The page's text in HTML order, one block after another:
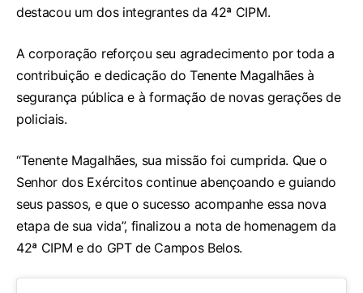
destacou um dos integrantes da 42ª CIPM.
A corporação reforçou seu agradecimento por toda a
contribuição e dedicação do Tenente Magalhães à
segurança pública e à formação de novas gerações de
policiais.
“Tenente Magalhães, sua missão foi cumprida. Que o
Senhor dos Exércitos continue abençoando e guiando
seus passos, e que o sucesso acompanhe essa nova
etapa de sua vida”, finalizou a nota de homenagem da
42ª CIPM e do GPT de Campos Belos.